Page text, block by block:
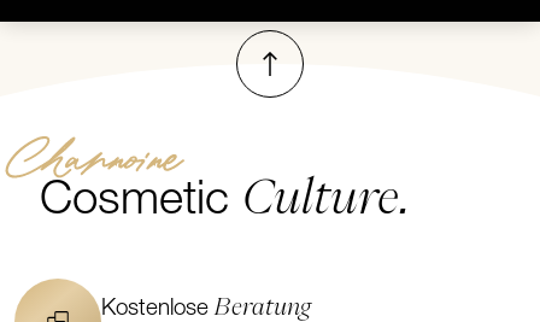
Nach oben
Channoine
Cosmetic Culture.
KostenloseBeratung